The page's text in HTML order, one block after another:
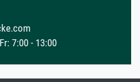
7:00 - 13:00